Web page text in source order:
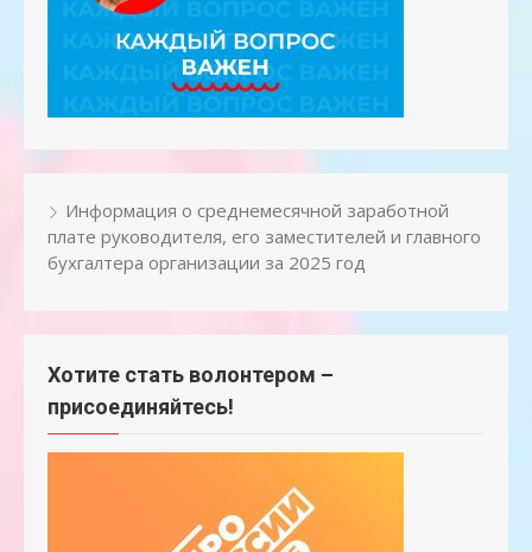
Информация о среднемесячной заработной
плате руководителя, его заместителей и главного
бухгалтера организации за 2025 год
Хотите стать волонтером –
присоединяйтесь!